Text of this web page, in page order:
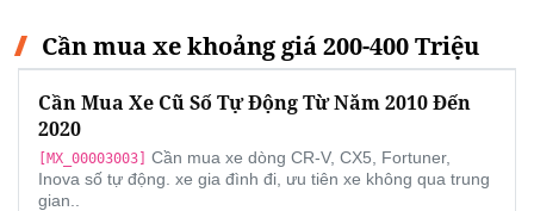
Cần mua xe khoảng giá 200-400 Triệu
Cần Mua Xe Cũ Số Tự Động Từ Năm 2010 Đến
2020
[MX_00003003] Cần mua xe dòng CR-V, CX5, Fortuner,
Inova số tự động. xe gia đình đi, ưu tiên xe không qua trung
gian..